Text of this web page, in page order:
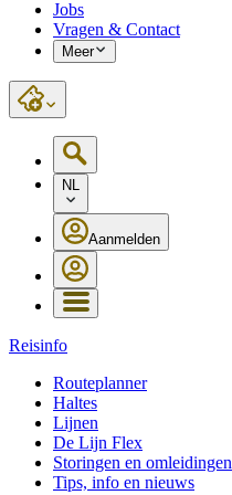
Jobs
Vragen & Contact
Meer
NL
Aanmelden
Reisinfo
Routeplanner
Haltes
Lijnen
De Lijn Flex
Storingen en omleidingen
Tips, info en nieuws